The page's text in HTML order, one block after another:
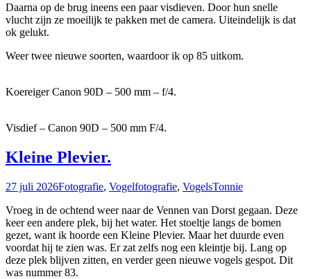
Daarna op de brug ineens een paar visdieven. Door hun snelle
vlucht zijn ze moeilijk te pakken met de camera. Uiteindelijk is dat
ok gelukt.
Weer twee nieuwe soorten, waardoor ik op 85 uitkom.
Koereiger Canon 90D – 500 mm – f/4.
Visdief – Canon 90D – 500 mm F/4.
Kleine Plevier.
27 juli 2026Fotografie, Vogelfotografie, VogelsTonnie
Vroeg in de ochtend weer naar de Vennen van Dorst gegaan. Deze
keer een andere plek, bij het water. Het stoeltje langs de bomen
gezet, want ik hoorde een Kleine Plevier. Maar het duurde even
voordat hij te zien was. Er zat zelfs nog een kleintje bij. Lang op
deze plek blijven zitten, en verder geen nieuwe vogels gespot. Dit
was nummer 83.